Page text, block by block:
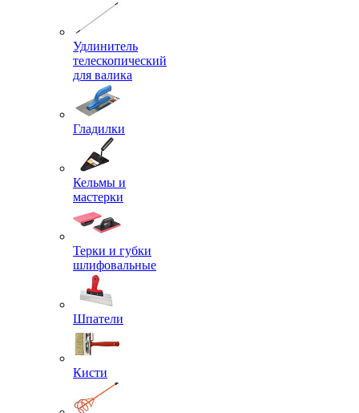
Удлинитель
телескопический
для валика
Гладилки
Кельмы и
мастерки
Терки и губки
шлифовальные
Шпатели
Кисти